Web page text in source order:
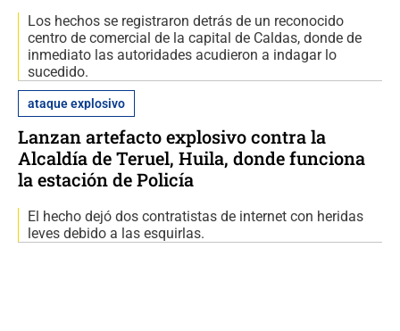
Los hechos se registraron detrás de un reconocido
centro de comercial de la capital de Caldas, donde de
inmediato las autoridades acudieron a indagar lo
sucedido.
ataque explosivo
Lanzan artefacto explosivo contra la
Alcaldía de Teruel, Huila, donde funciona
la estación de Policía
El hecho dejó dos contratistas de internet con heridas
leves debido a las esquirlas.